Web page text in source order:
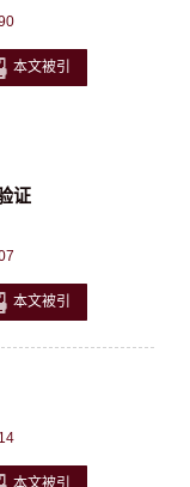
本文被引
证
本文被引
本文被引